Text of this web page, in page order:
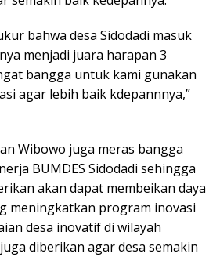
bahwa desa Sidodadi masuk
menjadi juara harapan 3
bangga untuk kami gunakan
agar lebih baik kdepannnya,”
Wibowo juga meras bangga
BUMDES Sidodadi sehingga
akan dapat membeikan daya
meningkatkan program inovasi
desa inovatif di wilayah
diberikan agar desa semakin